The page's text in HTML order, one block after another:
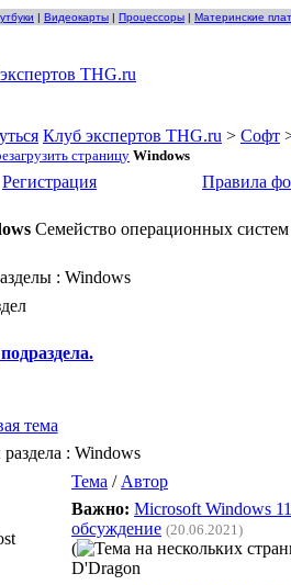
| Видеокарты | Процессоры | Материнские
Клуб экспертов THG.ru > Софт
Windows
Регистрация Правила
Семейство операционных
: Windows
: Windows
Тема / Автор
Важно: Microsoft Windows
обсуждение (20.06.2021)
(
D'Dragon